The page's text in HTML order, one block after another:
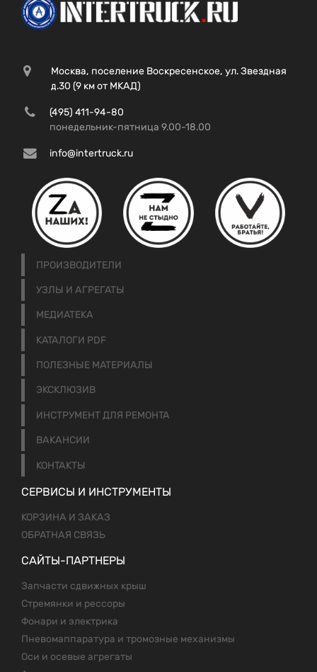
Москва, поселение Воскресенское, ул. Звездная
д.30 (9 км от МКАД)
(495) 411-94-80
понедельник-пятница 9.00-18.00
info@intertruck.ru
ПРОИЗВОДИТЕЛИ
УЗЛЫ И АГРЕГАТЫ
МЕДИАТЕКА
КАТАЛОГИ PDF
ПОЛЕЗНЫЕ МАТЕРИАЛЫ
ЭКСКЛЮЗИВ
ИНСТРУМЕНТ ДЛЯ РЕМОНТА
ВАКАНСИИ
КОНТАКТЫ
СЕРВИСЫ И ИНСТРУМЕНТЫ
КОРЗИНА И ЗАКАЗ
ОБРАТНАЯ СВЯЗЬ
САЙТЫ-ПАРТНЕРЫ
Запчасти сдвижных крыш
Стремянки и рессоры
Фонари и электрика
Пневомаппаратура и тромозные механизмы
Оси и осевые агрегаты